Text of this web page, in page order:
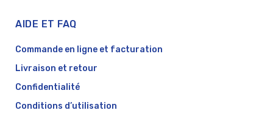
AIDE ET FAQ
Commande en ligne et facturation
Livraison et retour
Confidentialité
Conditions d’utilisation